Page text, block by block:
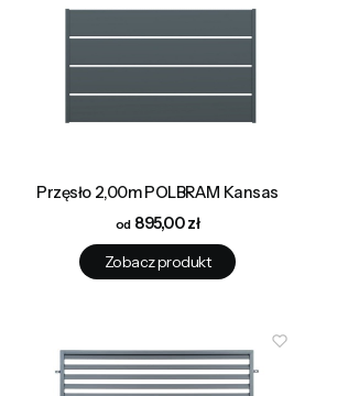
Przęsło 2,00m POLBRAM Kansas
Cena895,00 zł
Zobacz produkt